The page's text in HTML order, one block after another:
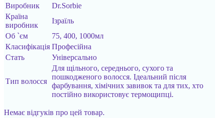
Виробник
Dr.Sorbie
Країна
виробник
Ізраїль
Об `єм
75, 400, 1000мл
Класифікація Професійна
Стать
Універсально
Тип волосся
Для щільного, середнього, сухого та
пошкодженого волосся. Ідеальний після
фарбування, хімічних завивок та для тих, хто
постійно використовує термощипці.
Немає відгуків про цей товар.